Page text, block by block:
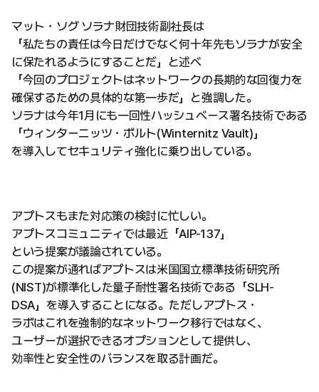
マット・ソグ ソラナ財団技術副社長は
「私たちの責任は今日だけでなく何十年先もソラナが安全
に保たれるようにすることだ」と述べ
「今回のプロジェクトはネットワークの長期的な回復力を
確保するための具体的な第一歩だ」と強調した。
ソラナは今年1月にも一回性ハッシュベース署名技術である
「ウィンターニッツ・ボルト(Winternitz Vault)」
を導入してセキュリティ強化に乗り出している。
アプトスもまた対応策の検討に忙しい。
アプトスコミュニティでは最近「AIP-137」
という提案が議論されている。
この提案が通ればアプトスは米国国立標準技術研究所
(NIST)が標準化した量子耐性署名技術である「SLH-
DSA」を導入することになる。ただしアプトス・
ラボはこれを強制的なネットワーク移行ではなく、
ユーザーが選択できるオプションとして提供し、
効率性と安全性のバランスを取る計画だ。